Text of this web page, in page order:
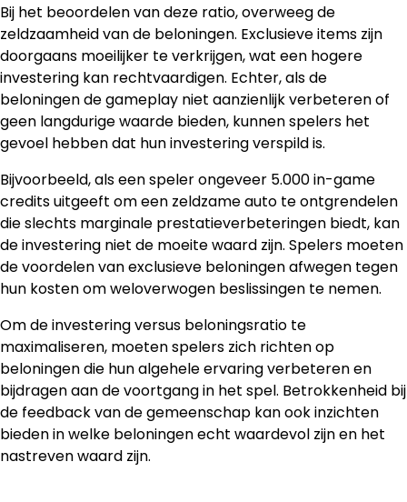
Bij het beoordelen van deze ratio, overweeg de
zeldzaamheid van de beloningen. Exclusieve items zijn
doorgaans moeilijker te verkrijgen, wat een hogere
investering kan rechtvaardigen. Echter, als de
beloningen de gameplay niet aanzienlijk verbeteren of
geen langdurige waarde bieden, kunnen spelers het
gevoel hebben dat hun investering verspild is.
Bijvoorbeeld, als een speler ongeveer 5.000 in-game
credits uitgeeft om een zeldzame auto te ontgrendelen
die slechts marginale prestatieverbeteringen biedt, kan
de investering niet de moeite waard zijn. Spelers moeten
de voordelen van exclusieve beloningen afwegen tegen
hun kosten om weloverwogen beslissingen te nemen.
Om de investering versus beloningsratio te
maximaliseren, moeten spelers zich richten op
beloningen die hun algehele ervaring verbeteren en
bijdragen aan de voortgang in het spel. Betrokkenheid bij
de feedback van de gemeenschap kan ook inzichten
bieden in welke beloningen echt waardevol zijn en het
nastreven waard zijn.